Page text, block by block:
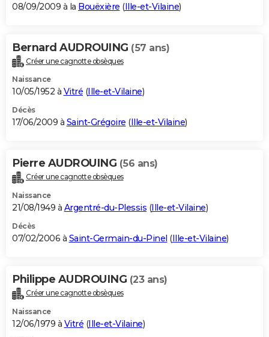
08/09/2009 à la Bouëxière (Ille-et-Vilaine)
Bernard AUDROUING (57 ans)
Créer une cagnotte obsèques
Naissance
10/05/1952 à Vitré (Ille-et-Vilaine)
Décès
17/06/2009 à Saint-Grégoire (Ille-et-Vilaine)
Pierre AUDROUING (56 ans)
Créer une cagnotte obsèques
Naissance
21/08/1949 à Argentré-du-Plessis (Ille-et-Vilaine)
Décès
07/02/2006 à Saint-Germain-du-Pinel (Ille-et-Vilaine)
Philippe AUDROUING (23 ans)
Créer une cagnotte obsèques
Naissance
12/06/1979 à Vitré (Ille-et-Vilaine)